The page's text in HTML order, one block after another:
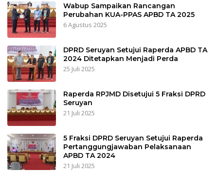
Wabup Sampaikan Rancangan
Perubahan KUA-PPAS APBD TA 2025
6 Agustus 2025
DPRD Seruyan Setujui Raperda APBD TA
2024 Ditetapkan Menjadi Perda
25 Juli 2025
Raperda RPJMD Disetujui 5 Fraksi DPRD
Seruyan
21 Juli 2025
5 Fraksi DPRD Seruyan Setujui Raperda
Pertanggungjawaban Pelaksanaan
APBD TA 2024
21 Juli 2025